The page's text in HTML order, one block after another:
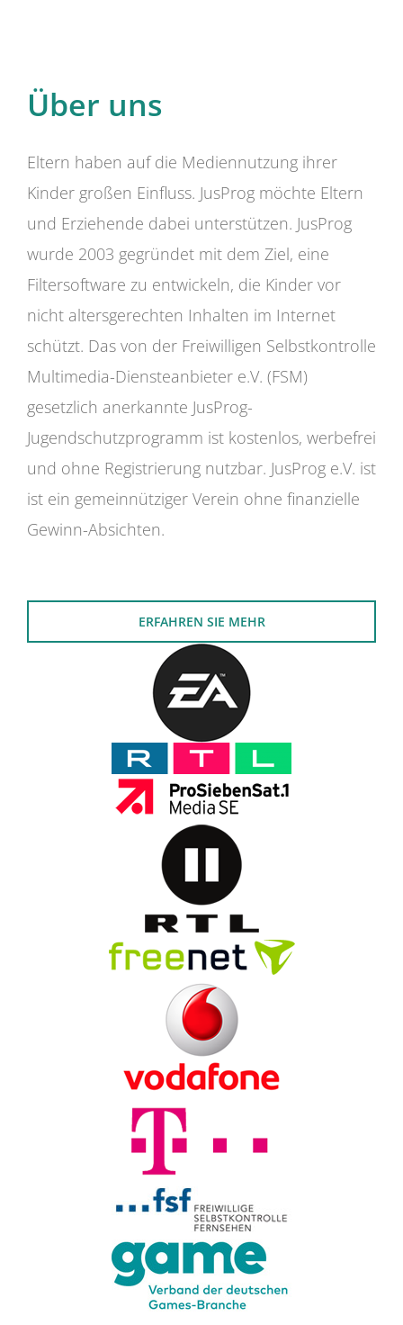
Über uns
Eltern haben auf die Mediennutzung ihrer
Kinder großen Einfluss. JusProg möchte Eltern
und Erziehende dabei unterstützen. JusProg
wurde 2003 gegründet mit dem Ziel, eine
Filtersoftware zu entwickeln, die Kinder vor
nicht altersgerechten Inhalten im Internet
schützt. Das von der Freiwilligen Selbstkontrolle
Multimedia-Diensteanbieter e.V. (FSM)
gesetzlich anerkannte JusProg-
Jugendschutzprogramm ist kostenlos, werbefrei
und ohne Registrierung nutzbar. JusProg e.V. ist
ist ein gemeinnütziger Verein ohne finanzielle
Gewinn-Absichten.
ERFAHREN SIE MEHR